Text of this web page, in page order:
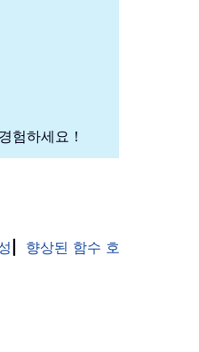
험하세요！
향상된 함수 호